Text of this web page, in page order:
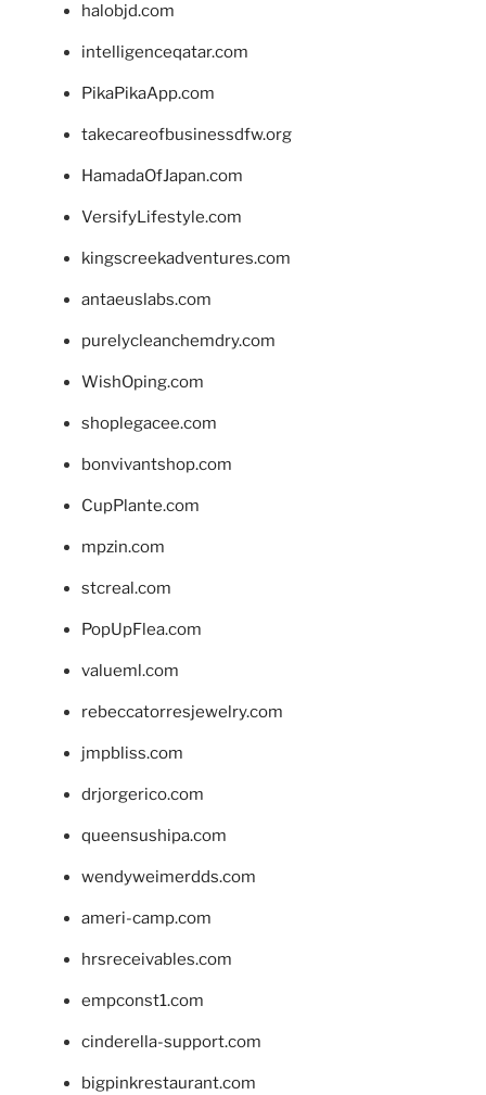
halobjd.com
intelligenceqatar.com
PikaPikaApp.com
takecareofbusinessdfw.org
HamadaOfJapan.com
VersifyLifestyle.com
kingscreekadventures.com
antaeuslabs.com
purelycleanchemdry.com
WishOping.com
shoplegacee.com
bonvivantshop.com
CupPlante.com
mpzin.com
stcreal.com
PopUpFlea.com
valueml.com
rebeccatorresjewelry.com
jmpbliss.com
drjorgerico.com
queensushipa.com
wendyweimerdds.com
ameri-camp.com
hrsreceivables.com
empconst1.com
cinderella-support.com
bigpinkrestaurant.com